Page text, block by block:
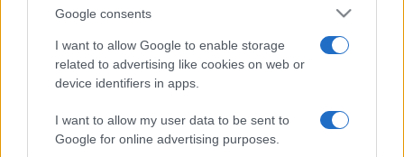
Google consents
I want to allow Google to enable storage
related to advertising like cookies on web or
device identifiers in apps.
I want to allow my user data to be sent to
Google for online advertising purposes.
eltávolítása a platformról, és a pandémia kezdete óta több
mint 20 ezer olyan podcast epizódot szedett le, amely a
koronavírus-járvánnyal kapcsolatos. A Joe Rogannel
kapcsolatos kifogásokra azonban konkrétan nem reagált.
Neil Young azt írta a honlapján pénteken, hogy jobban érzi